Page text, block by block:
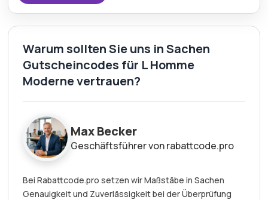
Warum sollten Sie uns in Sachen
Gutscheincodes für L Homme
Moderne vertrauen?
Max Becker
Geschäftsführer von rabattcode.pro
Bei Rabattcode.pro setzen wir Maßstäbe in Sachen
Genauigkeit und Zuverlässigkeit bei der Überprüfung